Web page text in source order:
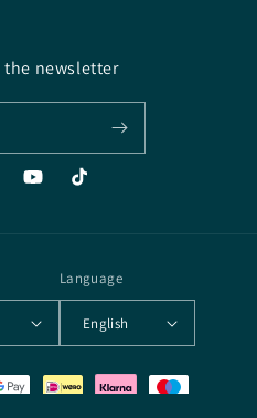
the newsletter
YouTubeTikTok
Language
English